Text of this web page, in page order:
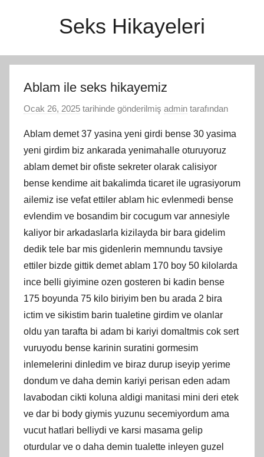
Seks Hikayeleri
Ablam ile seks hikayemiz
Ocak 26, 2025 tarihinde gönderilmiş admin tarafından
Ablam demet 37 yasina yeni girdi bense 30 yasima
yeni girdim biz ankarada yenimahalle oturuyoruz
ablam demet bir ofiste sekreter olarak calisiyor
bense kendime ait bakalimda ticaret ile ugrasiyorum
ailemiz ise vefat ettiler ablam hic evlenmedi bense
evlendim ve bosandim bir cocugum var annesiyle
kaliyor bir arkadaslarla kizilayda bir bara gidelim
dedik tele bar mis gidenlerin memnundu tavsiye
ettiler bizde gittik demet ablam 170 boy 50 kilolarda
ince belli giyimine ozen gosteren bi kadin bense
175 boyunda 75 kilo biriyim ben bu arada 2 bira
ictim ve sikistim barin tualetine girdim ve olanlar
oldu yan tarafta bi adam bi kariyi domaltmis cok sert
vuruyodu bense karinin suratini gormesim
inlemelerini dinledim ve biraz durup iseyip yerime
dondum ve daha demin kariyi perisan eden adam
lavabodan cikti koluna aldigi manitasi mini deri etek
ve dar bi body giymis yuzunu secemiyordum ama
vucut hatlari belliydi ve karsi masama gelip
oturdular ve o daha demin tualette inleyen guzel